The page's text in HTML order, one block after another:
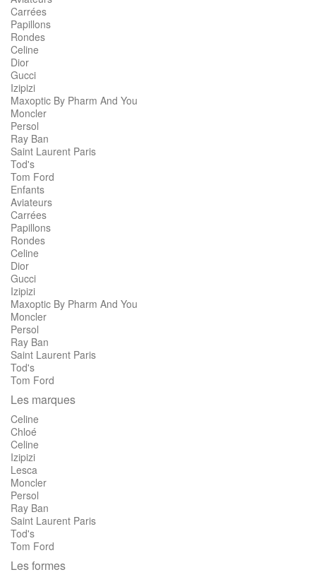
Carrées
Papillons
Rondes
Celine
Dior
Gucci
Izipizi
Maxoptic By Pharm And You
Moncler
Persol
Ray Ban
Saint Laurent Paris
Tod's
Tom Ford
Enfants
Aviateurs
Carrées
Papillons
Rondes
Celine
Dior
Gucci
Izipizi
Maxoptic By Pharm And You
Moncler
Persol
Ray Ban
Saint Laurent Paris
Tod's
Tom Ford
Les marques
Celine
Chloé
Celine
Izipizi
Lesca
Moncler
Persol
Ray Ban
Saint Laurent Paris
Tod's
Tom Ford
Les formes